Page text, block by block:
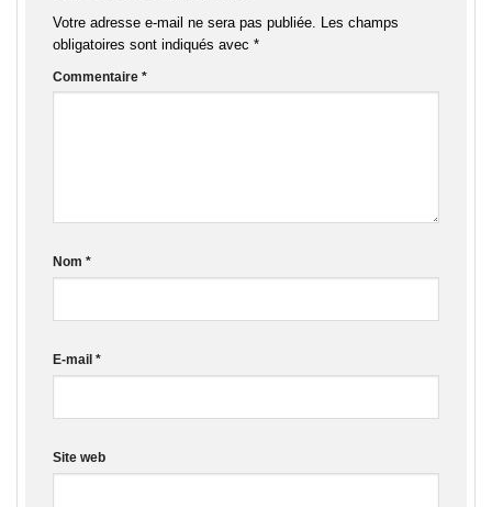
Votre adresse e-mail ne sera pas publiée.
Les champs
obligatoires sont indiqués avec *
Commentaire *
Nom *
E-mail *
Site web